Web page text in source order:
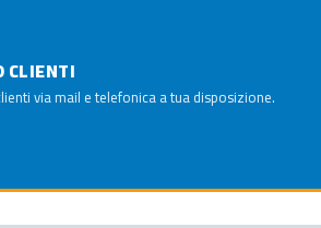
CLIENTI
via mail e telefonica a tua disposizione.